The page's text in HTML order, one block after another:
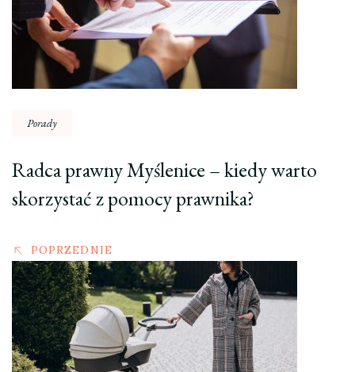
Porady
Radca prawny Myślenice – kiedy warto
skorzystać z pomocy prawnika?
POPRZEDNIE